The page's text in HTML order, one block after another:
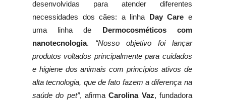
desenvolvidas para atender diferentes
necessidades dos cães: a linha
Day Care e
uma linha de
Dermocosméticos com
nanotecnologia. “Nosso objetivo foi lançar
produtos voltados principalmente para cuidados
e higiene dos animais com princípios ativos de
alta tecnologia, que de fato fazem a diferença na
saúde do pet”, afirmaCarolina Vaz, fundadora